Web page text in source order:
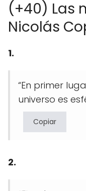
(+40) Las
Nicolás
1.
“En primer
universo es
Copiar
2.